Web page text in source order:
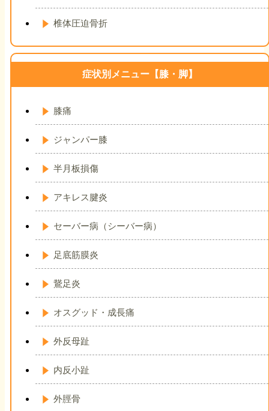
椎体圧迫骨折
症状別メニュー【膝・脚】
膝痛
ジャンパー膝
半月板損傷
アキレス腱炎
セーバー病（シーバー病）
足底筋膜炎
鵞足炎
オスグッド・成長痛
外反母趾
内反小趾
外脛骨